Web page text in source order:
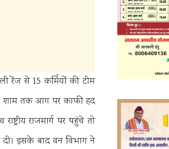
रेंज से 15 कर्मियों की टीम
शाम तक आग पर काफी हद
राजमार्ग पर पहुंचे तो
दी। इसके बाद वन विभाग ने